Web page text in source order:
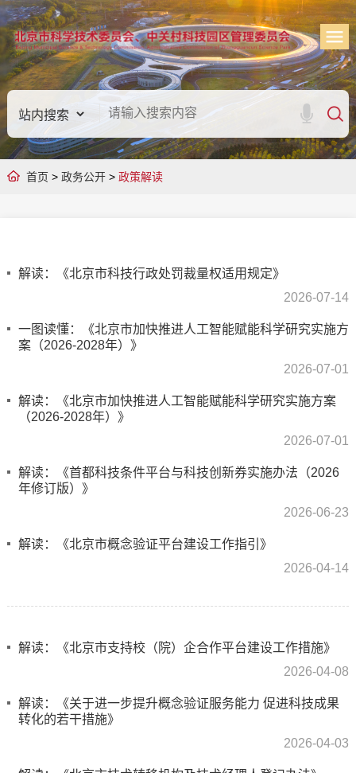
首页 > 政务公开> 政策解读
解读：《北京市科技行政处罚裁量权适用规定》
2026-07-14
一图读懂：《北京市加快推进人工智能赋能科学研究实施方
案（2026-2028年）》
2026-07-01
解读：《北京市加快推进人工智能赋能科学研究实施方案
（2026-2028年）》
2026-07-01
解读：《首都科技条件平台与科技创新券实施办法（2026
年修订版）》
2026-06-23
解读：《北京市概念验证平台建设工作指引》
2026-04-14
解读：《北京市支持校（院）企合作平台建设工作措施》
2026-04-08
解读：《关于进一步提升概念验证服务能力 促进科技成果
转化的若干措施》
2026-04-03